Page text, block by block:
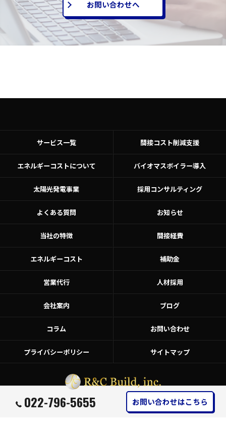
お問い合わせへ
022-796-5655 お問い合わせはこちら
サービス一覧 間接コスト削減支援
エネルギーコストについて バイオマスボイラー導入
太陽光発電事業 採用コンサルティング
よくある質問 お知らせ
当社の特徴 間接経費
エネルギーコスト 補助金
営業代行 人材採用
会社案内 ブログ
コラム お問い合わせ
プライバシーポリシー サイトマップ
© 2026 コスト削減のコンサルなら株式会社R&C Build ALL RIGHTS RESERVED.